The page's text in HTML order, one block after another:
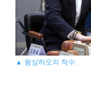
▲ 왕싱하오의 착수.